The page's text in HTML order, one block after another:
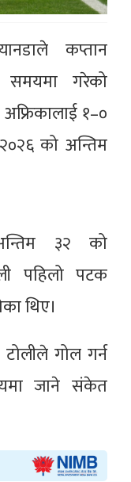
कप्तान
समयमा गरेको
१–०
को अन्तिम
३२ को
पहिलो पटक
थिए।
गोल गर्न
जाने संकेत